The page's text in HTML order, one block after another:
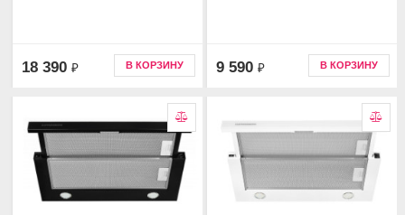
18 390 ₽ В КОРЗИНУ 9 590 ₽ В КОРЗИНУ